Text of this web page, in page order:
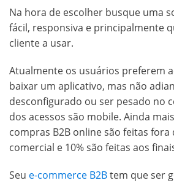
Na hora de escolher busque uma
fácil, responsiva e principalmente
cliente a usar.
Atualmente os usuários preferem
baixar um aplicativo, mas não
desconfigurado ou ser pesado no
dos acessos são mobile. Ainda
compras B2B online são feitas
comercial e 10% são feitas aos
Seu e-commerce B2Btem que ser